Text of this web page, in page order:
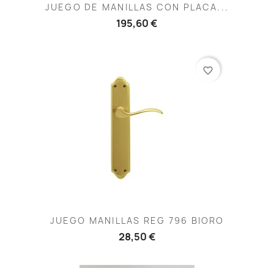
JUEGO DE MANILLAS CON PLACA...
195,60 €
JUEGO MANILLAS REG 796 BIORO
28,50 €
favorite_border